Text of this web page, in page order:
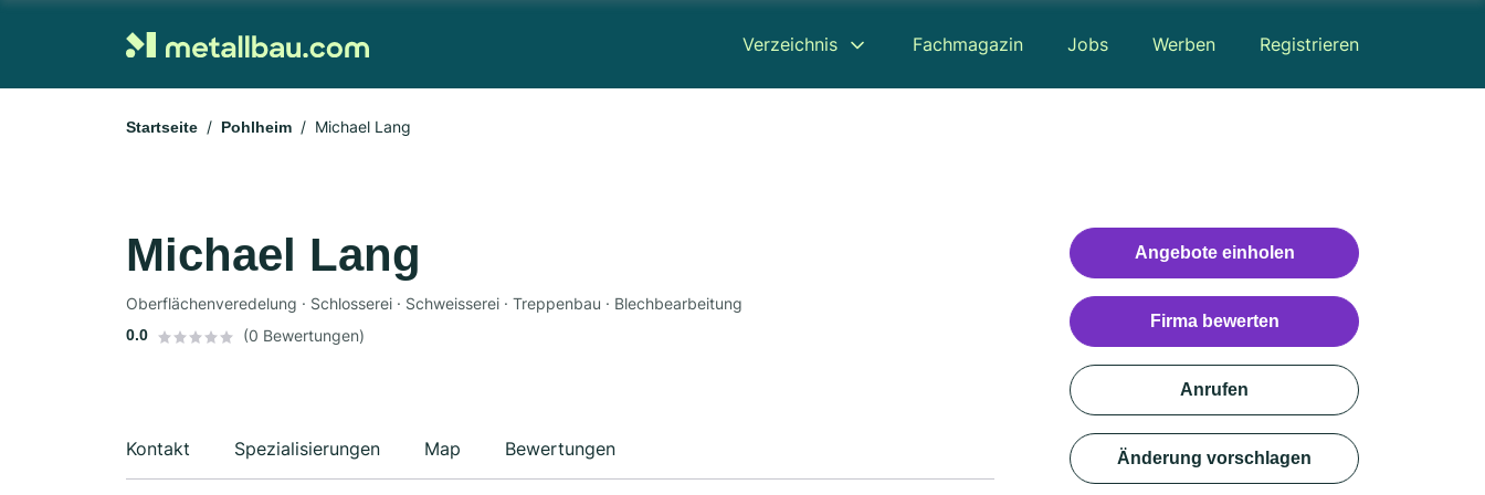
Verzeichnis Fachmagazin Jobs Werben Registrieren
Startseite Pohlheim Michael Lang
Michael Lang
Oberflächenveredelung · Schlosserei · Schweisserei · Treppenbau · Blechbearbeitung
0.0 (0 Bewertungen)
Kontakt Spezialisierungen Map Bewertungen
Angebote einholen
Firma bewerten
Anrufen
Änderung vorschlagen